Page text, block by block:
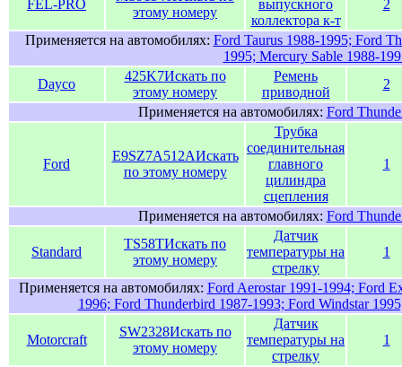
FEL-PRO
этому номеру
выпускного
коллектора к-т
2
Применяется на автомобилях: Ford Taurus 1988-1995; Ford
1995; Mercury Sable 1988-
Dayco
425K7Искать по
этому номеру
Ремень
приводной
2
Применяется на автомобилях: Ford
Ford
E9SZ7A512AИскать
по этому номеру
Трубка
соединительная
главного
цилиндра
сцепления
1
Применяется на автомобилях: Ford
Standard
TS58TИскать по
этому номеру
Датчик
температуры на
стрелку
1
Применяется на автомобилях: Ford Aerostar 1991-1994; Ford
1996; Ford Thunderbird 1987-1993; Ford Windstar
Motorcraft
SW2328Искать по
этому номеру
Датчик
температуры на
стрелку
1